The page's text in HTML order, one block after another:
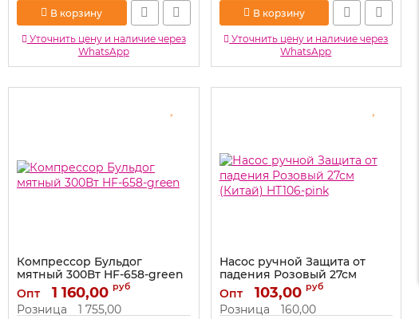
В корзину
Уточнить цену и наличие через
WhatsApp
В корзину
Уточнить цену и наличие через
WhatsApp
Компрессор Бульдог
мятный 300Вт HF-658-green
Артикул: HF-658-green
Опт 1 160,00 руб
Розница 1 755,00
Насос ручной Защита от
падения Розовый 27см
(Китай) HT106-pink
Артикул: HT106-pink
Опт 103,00 руб
Розница 160,00